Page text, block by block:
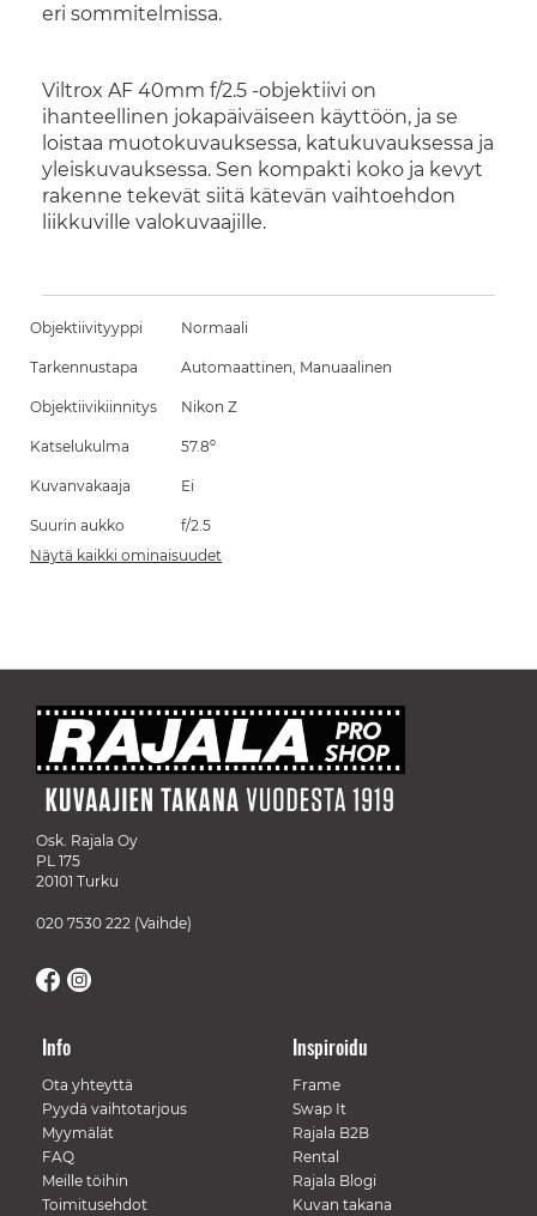
eri sommitelmissa.
Viltrox AF 40mm f/2.5 -objektiivi on
ihanteellinen jokapäiväiseen käyttöön, ja se
loistaa muotokuvauksessa, katukuvauksessa ja
yleiskuvauksessa. Sen kompakti koko ja kevyt
rakenne tekevät siitä kätevän vaihtoehdon
liikkuville valokuvaajille.
Objektiivityyppi Normaali
Tarkennustapa Automaattinen, Manuaalinen
Objektiivikiinnitys Nikon Z
Katselukulma 57.8º
Kuvanvakaaja Ei
Suurin aukko
f/2.5
Näytä kaikki ominaisuudet
Osk. Rajala Oy
PL 175
20101 Turku
020 7530 222 (Vaihde)
Info
Ota yhteyttä
Pyydä vaihtotarjous
Myymälät
FAQ
Meille töihin
Toimitusehdot
Inspiroidu
Frame
Swap It
Rajala B2B
Rental
Rajala Blogi
Kuvan takana